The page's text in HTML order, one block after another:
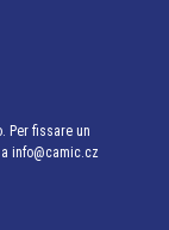
Per fissare un
info@camic.cz